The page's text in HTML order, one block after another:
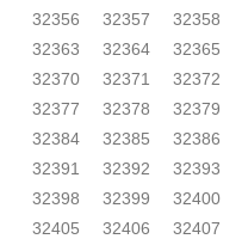
32356
32357 32358
32363
32364 32365
32370
32371 32372
32377
32378 32379
32384
32385 32386
32391
32392 32393
32398
32399 32400
32405
32406 32407